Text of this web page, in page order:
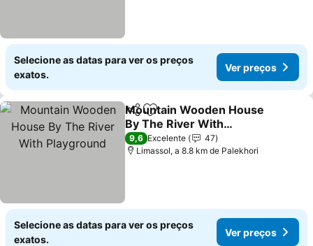
Selecione as datas para ver os preços
exatos.
Ver preços
PartilharAdicionar aos favoritos
Mountain Wooden House
By The River With
Playground
Ver preços
9,6 Excelente
47
Limassol, a 8.8 km de Palekhori
Selecione as datas para ver os preços
exatos.
Ver preços